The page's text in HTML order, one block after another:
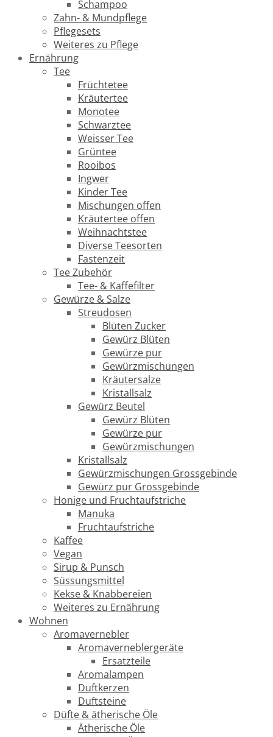
Schampoo
Zahn- & Mundpflege
Pflegesets
Weiteres zu Pflege
Ernährung
Tee
Früchtetee
Kräutertee
Monotee
Schwarztee
Weisser Tee
Grüntee
Rooibos
Ingwer
Kinder Tee
Mischungen offen
Kräutertee offen
Weihnachtstee
Diverse Teesorten
Fastenzeit
Tee Zubehör
Tee- & Kaffefilter
Gewürze & Salze
Streudosen
Blüten Zucker
Gewürz Blüten
Gewürze pur
Gewürzmischungen
Kräutersalze
Kristallsalz
Gewürz Beutel
Gewürz Blüten
Gewürze pur
Gewürzmischungen
Kristallsalz
Gewürzmischungen Grossgebinde
Gewürz pur Grossgebinde
Honige und Fruchtaufstriche
Manuka
Fruchtaufstriche
Kaffee
Vegan
Sirup & Punsch
Süssungsmittel
Kekse & Knabbereien
Weiteres zu Ernährung
Wohnen
Aromavernebler
Aromaverneblergeräte
Ersatzteile
Aromalampen
Duftkerzen
Duftsteine
Düfte & ätherische Öle
Ätherische Öle